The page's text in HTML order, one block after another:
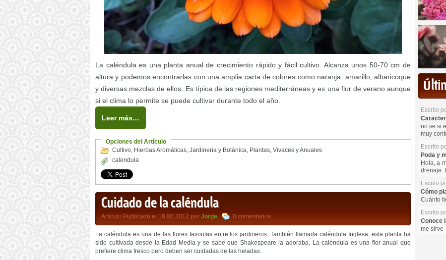
La caléndula es una planta anual de crecimiento rápido y fácil cultivo. Alcanza unos 50-70 cm de
altura y podemos encontrarlas con una amplia carta de colores como naranja, amarillo, albaricoque
y diversas mezclas de ellos. Es típica de las regiones mediterráneas y es una flor de verano aunque
si el clima lo permite se puede cultivar durante todo el año.
Leer más…
Opciones del Artículo
Cultivo, Hierbas Aromáticas, Jardineria y Botánica, Plantas, Vivaces y Anuales
calendula
Cuidado de la caléndula
Artículo Publicado el 18.06.2012 por Jorge, 0 comentarios
La caléndula es una de las flores favoritas entre los jardineros. También llamada caléndula Inglesa, esta planta ha
sido cultivada desde la Edad Media y se sabe que Shakespeare la adoraba. La caléndula es una flor anual que
prefiere clima fresco pero deben ser cuidadas de las heladas.
Escrito
no se si
muy
Escrito
Poda y
Hola, a
drenaje.
Escrito
Cómo
Cuánto
Escrito
Conoce
me sirve